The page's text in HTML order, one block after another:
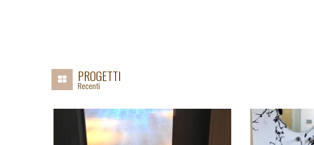
PROGETTI
Recenti